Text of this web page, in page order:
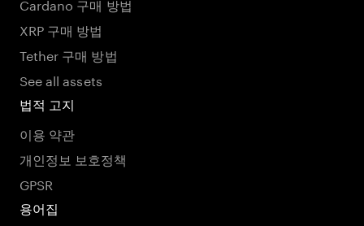
XRP 구매 방법
Tether 구매 방법
See all assets
법적 고지
이용 약관
개인정보 보호정책
GPSR
용어집